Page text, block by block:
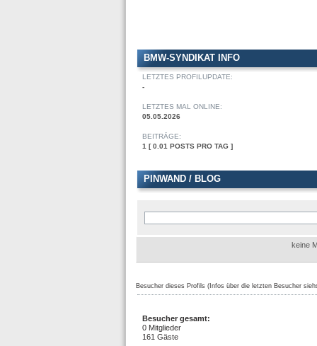
BMW-SYNDIKAT INFO
LETZTES PROFILUPDATE:
-
LETZTES MAL ONLINE:
05.05.2026
BEITRÄGE:
1 [ 0.01 POSTS PRO TAG ]
PINWAND / BLOG
keine
Besucher dieses Profils (Infos über die letzten Besucher
Besucher gesamt:
0 Mitglieder
161 Gäste